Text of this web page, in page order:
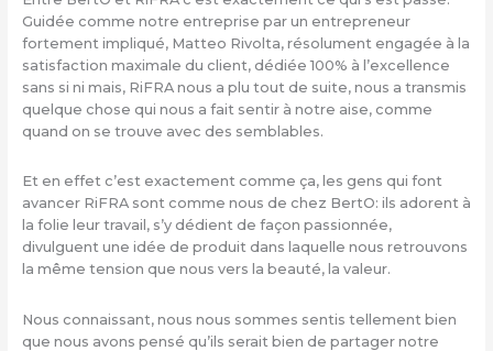
Guidée comme notre entreprise par un entrepreneur
fortement impliqué, Matteo Rivolta, résolument engagée à la
satisfaction maximale du client, dédiée 100% à l’excellence
sans si ni mais, RiFRA nous a plu tout de suite, nous a transmis
quelque chose qui nous a fait sentir à notre aise, comme
quand on se trouve avec des semblables.
Et en effet c’est exactement comme ça, les gens qui font
avancer RiFRA sont comme nous de chez BertO: ils adorent à
la folie leur travail, s’y dédient de façon passionnée,
divulguent une idée de produit dans laquelle nous retrouvons
la même tension que nous vers la beauté, la valeur.
Nous connaissant, nous nous sommes sentis tellement bien
que nous avons pensé qu’ils serait bien de partager notre